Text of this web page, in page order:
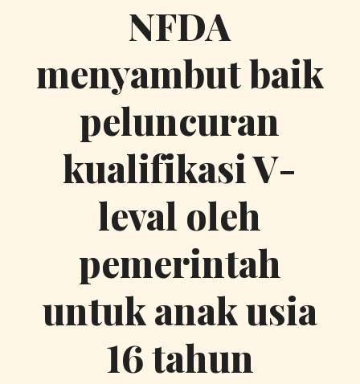
NFDA
menyambut baik
peluncuran
kualifikasi V-
leval oleh
pemerintah
untuk anak usia
16 tahun